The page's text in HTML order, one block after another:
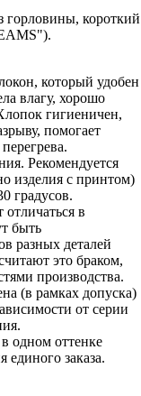
горловины, короткий
который удобен
влагу, хорошо
гигиеничен,
помогает
Рекомендуется
изделия с принтом)
градусов.
в
быть
разных деталей
это браком,
производства.
(в рамках допуска)
от серии
одном оттенке
единого заказа.